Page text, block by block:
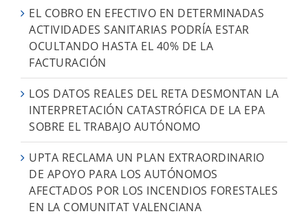
EL COBRO EN EFECTIVO EN DETERMINADAS
ACTIVIDADES SANITARIAS PODRÍA ESTAR
OCULTANDO HASTA EL 40% DE LA
FACTURACIÓN
LOS DATOS REALES DEL RETA DESMONTAN LA
INTERPRETACIÓN CATASTRÓFICA DE LA EPA
SOBRE EL TRABAJO AUTÓNOMO
UPTA RECLAMA UN PLAN EXTRAORDINARIO
DE APOYO PARA LOS AUTÓNOMOS
AFECTADOS POR LOS INCENDIOS FORESTALES
EN LA COMUNITAT VALENCIANA